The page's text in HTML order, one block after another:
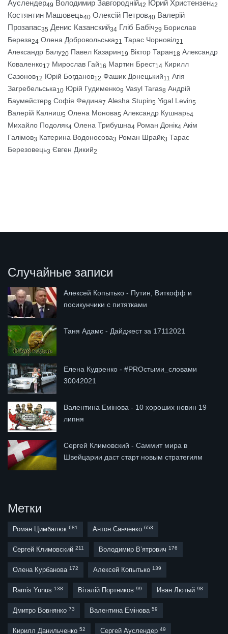
Ауслендер49 Володимир Завгородній42 Юрий Христензен42
Костянтин Машовець40 Олексій Петров40 Валерій
Прозапас35 Денис Казанский34 Гліб Бабіч29 Борислав
Береза24 Олена Добровольська21 Тарас Чорновіл21
Александр Балу20 Павел Казарин19 Віктор Таран18 Александр
Коваленко17 Мирослав Гай16 Мартин Брест14 Кирилл
Сазонов12 Юрій Богданов12 Фашик Донецький11 Агія
Загребельська10 Юрій Гудименко9 Vasyl Taras8 Андрій
Баумейстер8 Софія Федина7 Alesha Stupin5 Yigal Levin5
Валерій Калниш5 Олена Монова5 Александр Кушнарь4
Михайло Подоляк4 Олена Трибушна4 Роман Донік4 Акім
Галімов3 Катерина Водоносова3 Роман Шрайк3 Тарас
Березовець3 Євген Дикий2
Случайные записи
Алексей Копытько - Путин, Виткофф и
посикунчики с питятками
Таня Адамс - Дайджест за 17112021
Елена Кудренко - #PROстыми_словами
30042021
Валентина Емінова - 10 хороших новин 19
липня
Сергей Климовский - Саммит мира в
Швейцарии даст старт новым стратегиям
Метки
Роман Цимбалюк 681 Антон Санченко 653
Сергей Климовский 211 Володимир В’ятрович 176
Олена Курбанова 172 Алексей Копытько 139
Ramis Yunus 138 Віталій Портников 99 Иван Лютый 98
Дмитро Вовнянко 73 Валентина Емінова 59
Кирилл Данильченко 52 Сергей Ауслендер 49